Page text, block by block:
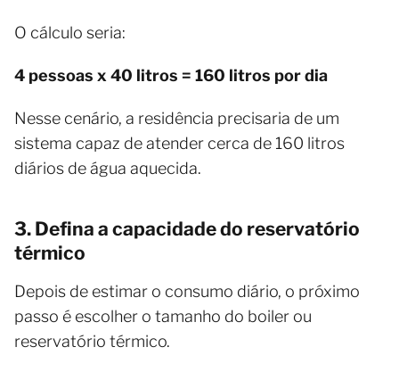
O cálculo seria:
4 pessoas x 40 litros = 160 litros por dia
Nesse cenário, a residência precisaria de um
sistema capaz de atender cerca de 160 litros
diários de água aquecida.
3. Defina a capacidade do reservatório
térmico
Depois de estimar o consumo diário, o próximo
passo é escolher o tamanho do boiler ou
reservatório térmico.